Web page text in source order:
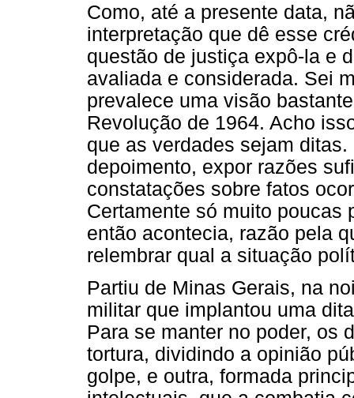
Como, até a presente data,
interpretação que dê esse
questão de justiça expô-la e
avaliada e considerada. Sei
prevalece uma visão
Revolução de 1964. Acho
que as verdades sejam
depoimento, expor razões
constatações sobre fatos
Certamente só muito poucas
então acontecia, razão pela
relembrar qual a situação
Partiu de Minas Gerais, na
militar que implantou uma
Para se manter no poder, os
tortura, dividindo a opinião
golpe, e outra, formada